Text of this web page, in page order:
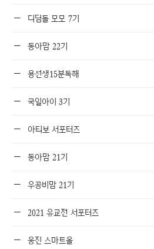
디딤돌 모모 7기
동아맘 22기
용선생15분독해
국일아이 3기
아티보 서포터즈
동아맘 21기
우공비맘 21기
2021 유교전 서포터즈
웅진 스마트올